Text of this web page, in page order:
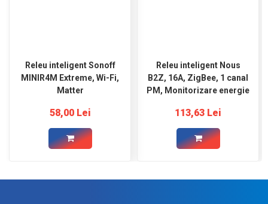
Releu inteligent Sonoff
MINIR4M Extreme, Wi-Fi,
Matter
58,00 Lei
Releu inteligent Nous
B2Z, 16A, ZigBee, 1 canal
PM, Monitorizare energie
113,63 Lei